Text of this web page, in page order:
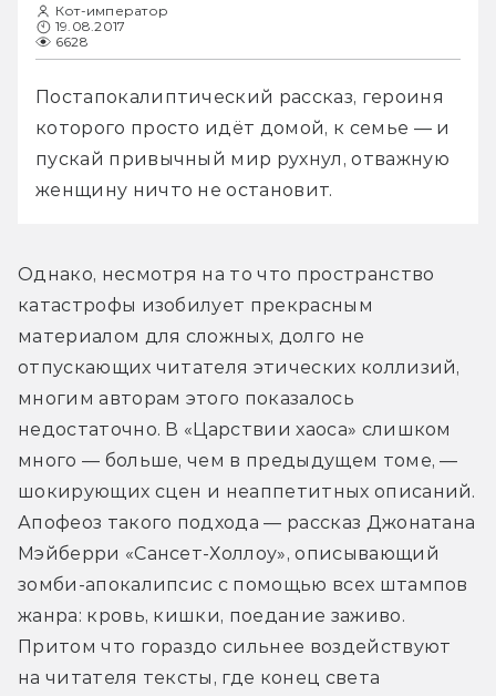
Кот-император
19.08.2017
6628
Постапокалиптический рассказ, героиня
которого просто идёт домой, к семье — и
пускай привычный мир рухнул, отважную
женщину ничто не остановит.
Однако, несмотря на то что пространство
катастрофы изобилует прекрасным
материалом для сложных, долго не
отпускающих читателя этических коллизий,
многим авторам этого показалось
недостаточно. В «Царствии хаоса» слишком
много — больше, чем в предыдущем томе, —
шокирующих сцен и неаппетитных описаний.
Апофеоз такого подхода — рассказ Джонатана
Мэйберри «Сансет-Холлоу», описывающий
зомби-апокалипсис с помощью всех штампов
жанра: кровь, кишки, поедание заживо.
Притом что гораздо сильнее воздействуют
на читателя тексты, где конец света